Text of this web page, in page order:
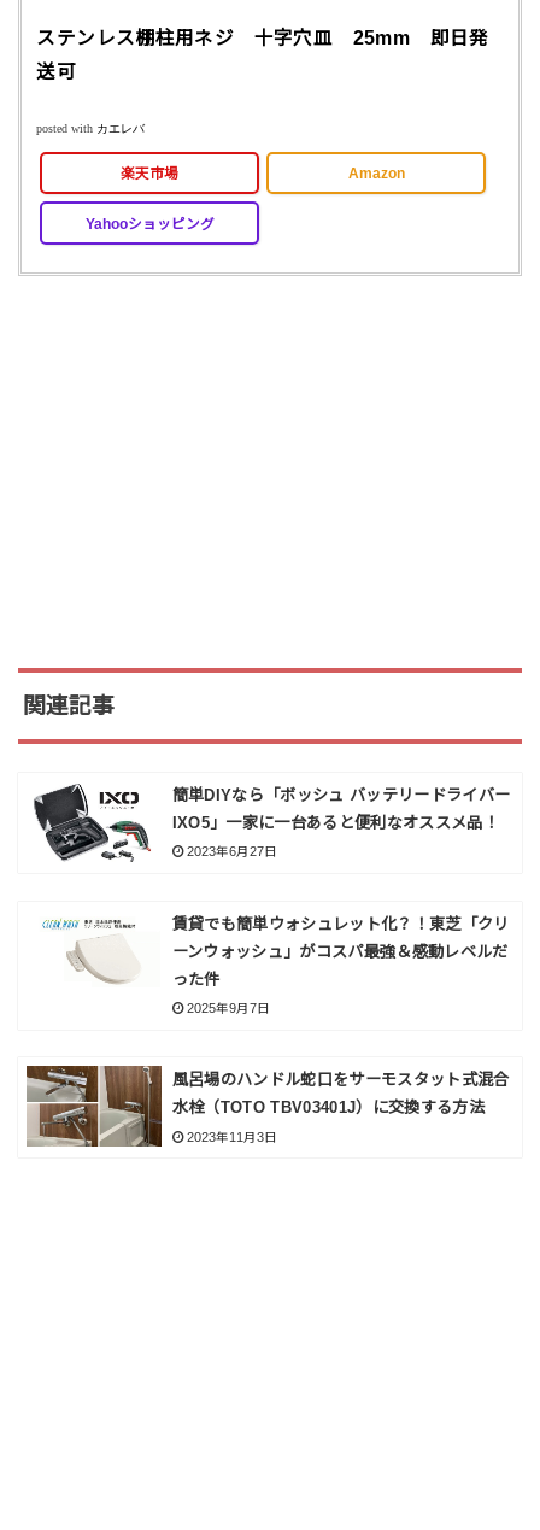
ステンレス棚柱用ネジ 十字穴皿 25mm 即日発
送可
posted with カエレバ
楽天市場 Amazon
Yahooショッピング
関連記事
簡単DIYなら「ボッシュ バッテリードライバー
IXO5」一家に一台あると便利なオススメ品！
2023年6月27日
賃貸でも簡単ウォシュレット化？！東芝「クリ
ーンウォッシュ」がコスパ最強＆感動レベルだ
った件
2025年9月7日
風呂場のハンドル蛇口をサーモスタット式混合
水栓（TOTO TBV03401J）に交換する方法
2023年11月3日